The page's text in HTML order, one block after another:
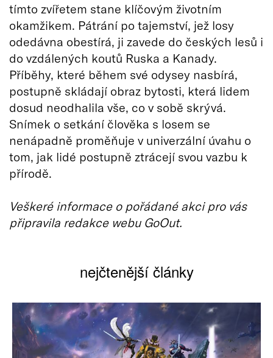
tímto zvířetem stane klíčovým životním
okamžikem. Pátrání po tajemství, jež losy
odedávna obestírá, ji zavede do českých lesů i
do vzdálených koutů Ruska a Kanady.
Příběhy, které během své odysey nasbírá,
postupně skládají obraz bytosti, která lidem
dosud neodhalila vše, co v sobě skrývá.
Snímek o setkání člověka s losem se
nenápadně proměňuje v univerzální úvahu o
tom, jak lidé postupně ztrácejí svou vazbu k
přírodě.
Veškeré informace o pořádané akci pro vás
připravila redakce webu GoOut.
nejčtenější články